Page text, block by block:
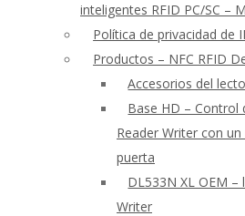
inteligentes RFID PC/SC –
Política de privacidad de
Productos – NFC RFID
Accesorios del
Base HD – Control
Reader Writer con
puerta
DL533N XL OEM –
Writer